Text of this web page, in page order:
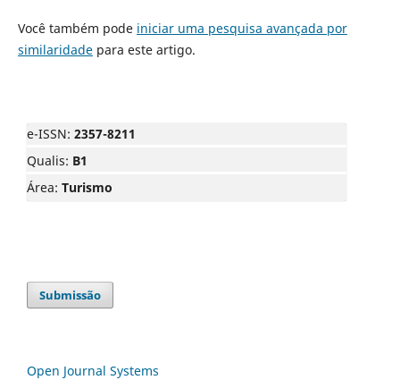
Você também pode iniciar uma pesquisa avançada por
similaridadepara este artigo.
e-ISSN: 2357-8211
Qualis: B1
Área: Turismo
Submissão
Open Journal Systems